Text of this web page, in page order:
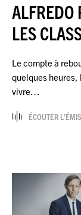
ALFREDO
LES
Le compte à
quelques
vivre…
ÉCOUTER